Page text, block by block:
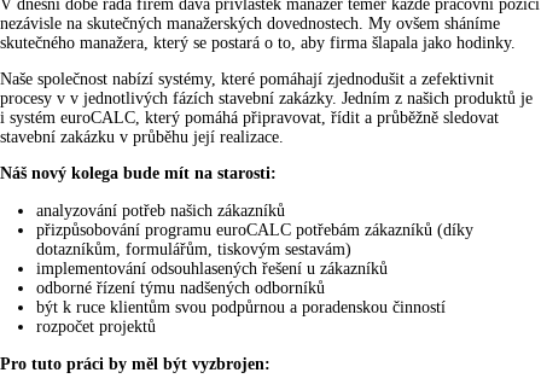
V dnešní době řada firem dává přívlastek manažer téměř každé pracovní pozici
nezávisle na skutečných manažerských dovednostech. My ovšem sháníme
skutečného manažera, který se postará o to, aby firma šlapala jako hodinky.
Naše společnost nabízí systémy, které pomáhají zjednodušit a zefektivnit
procesy v v jednotlivých fázích stavební zakázky. Jedním z našich produktů je
i systém euroCALC, který pomáhá připravovat, řídit a průběžně sledovat
stavební zakázku v průběhu její realizace.
Náš nový kolega bude mít na starosti:
analyzování potřeb našich zákazníků
přizpůsobování programu euroCALC potřebám zákazníků (díky
dotazníkům, formulářům, tiskovým sestavám)
implementování odsouhlasených řešení u zákazníků
odborné řízení týmu nadšených odborníků
být k ruce klientům svou podpůrnou a poradenskou činností
rozpočet projektů
Pro tuto práci by měl být vyzbrojen: